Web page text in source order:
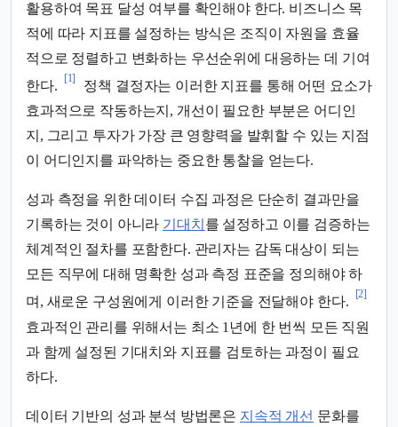
활용하여 목표 달성 여부를 확인해야 한다. 비즈니스 목
적에 따라 지표를 설정하는 방식은 조직이 자원을 효율
적으로 정렬하고 변화하는 우선순위에 대응하는 데 기여
한다.
[1]
정책 결정자는 이러한 지표를 통해 어떤 요소가
효과적으로 작동하는지, 개선이 필요한 부분은 어디인
지, 그리고 투자가 가장 큰 영향력을 발휘할 수 있는 지점
이 어디인지를 파악하는 중요한 통찰을 얻는다.
성과 측정을 위한 데이터 수집 과정은 단순히 결과만을
기록하는 것이 아니라 기대치 를 설정하고 이를 검증하는
체계적인 절차를 포함한다. 관리자는 감독 대상이 되는
모든 직무에 대해 명확한 성과 측정 표준을 정의해야 하
며, 새로운 구성원에게 이러한 기준을 전달해야 한다.
[2]
효과적인 관리를 위해서는 최소 1년에 한 번씩 모든 직원
과 함께 설정된 기대치와 지표를 검토하는 과정이 필요
하다.
데이터 기반의 성과 분석 방법론은 지속적 개선 문화를